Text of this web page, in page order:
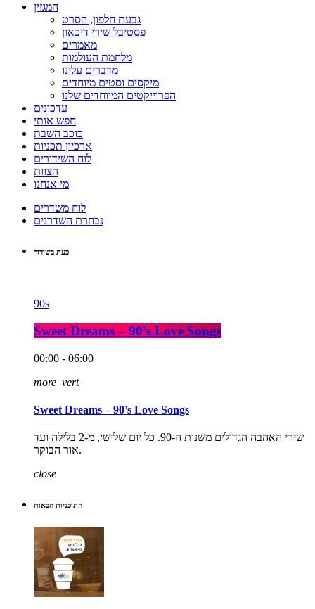
המגזין
גבעת חלפון, הסרט
פסטיבל שירי דיכאון
מאמרים
מלחמת העולמות
מדברים עלינו
מיקסים וסטים מיוחדים
הפרוייקטים המיוחדים שלנו
עדכונים
חפש אותי
כוכב השבת
ארכיון תכניות
לוח השידורים
הצוות
מי אנחנו
לוח משדרים
נבחרת השדרנים
כעת בשידור
90s
Sweet Dreams – 90’s Love Songs
00:00 - 06:00
more_vert
Sweet Dreams – 90’s Love Songs
שירי האהבה הגדולים משנות ה-90. כל יום שלישי, מ-2 בלילה ועד
אור הבוקר.
close
התוכניות הבאות